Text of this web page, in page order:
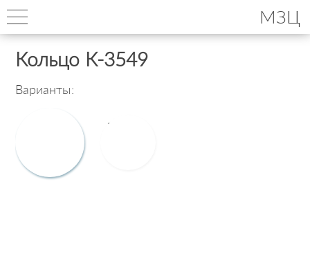
МЗЦ
Кольцо К-3549
Варианты: